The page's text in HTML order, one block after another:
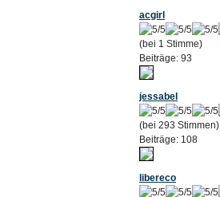
acgirl
(bei 1 Stimme)
Beiträge: 93
jessabel
(bei 293 Stimmen)
Beiträge: 108
libereco